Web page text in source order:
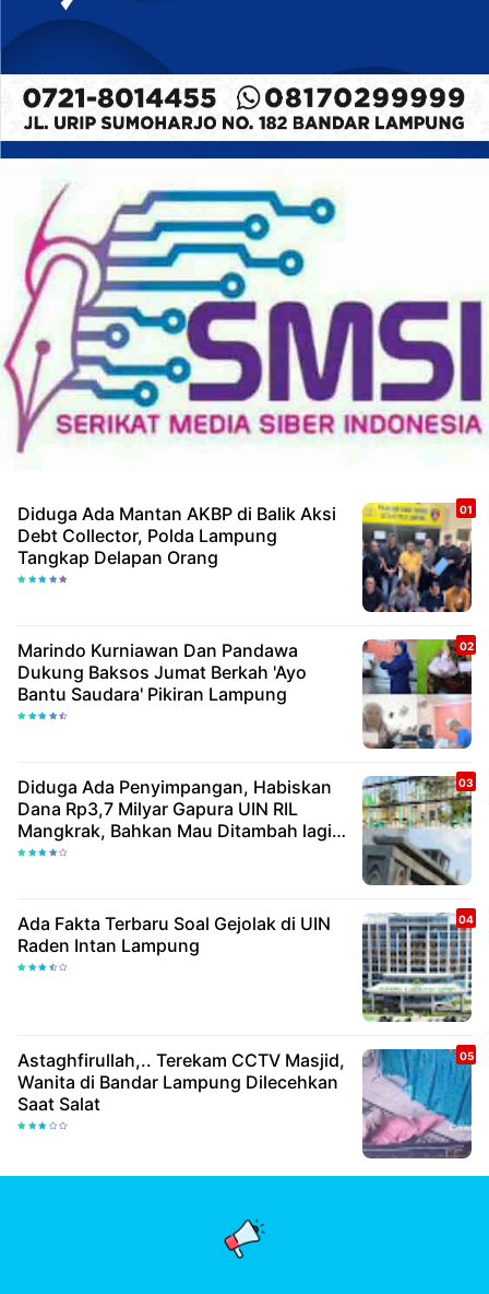
Diduga Ada Mantan AKBP di Balik Aksi
Debt Collector, Polda Lampung
Tangkap Delapan Orang
Marindo Kurniawan Dan Pandawa
Dukung Baksos Jumat Berkah 'Ayo
Bantu Saudara' Pikiran Lampung
Diduga Ada Penyimpangan, Habiskan
Dana Rp3,7 Milyar Gapura UIN RIL
Mangkrak, Bahkan Mau Ditambah lagi 7
Milyar
Ada Fakta Terbaru Soal Gejolak di UIN
Raden Intan Lampung
Astaghfirullah,.. Terekam CCTV Masjid,
Wanita di Bandar Lampung Dilecehkan
Saat Salat